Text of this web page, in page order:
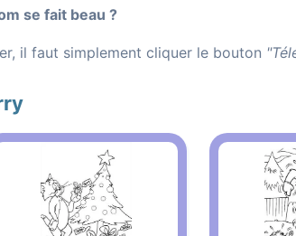
se fait beau ?
il faut simplement cliquer le bouton